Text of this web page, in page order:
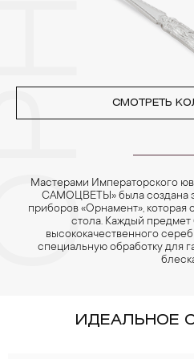
СМОТРЕТЬ
Мастерами Императорского
САМОЦВЕТЫ» была создана
приборов «Орнамент»,
стола. Каждый предмет
высококачественного
специальную обработку для
ИДЕАЛЬНОЕ